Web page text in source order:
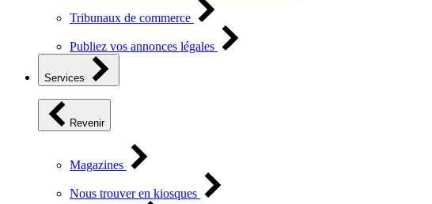
Tribunaux de commerce
Publiez vos annonces légales
Services
Revenir
Magazines
Nous trouver en kiosques